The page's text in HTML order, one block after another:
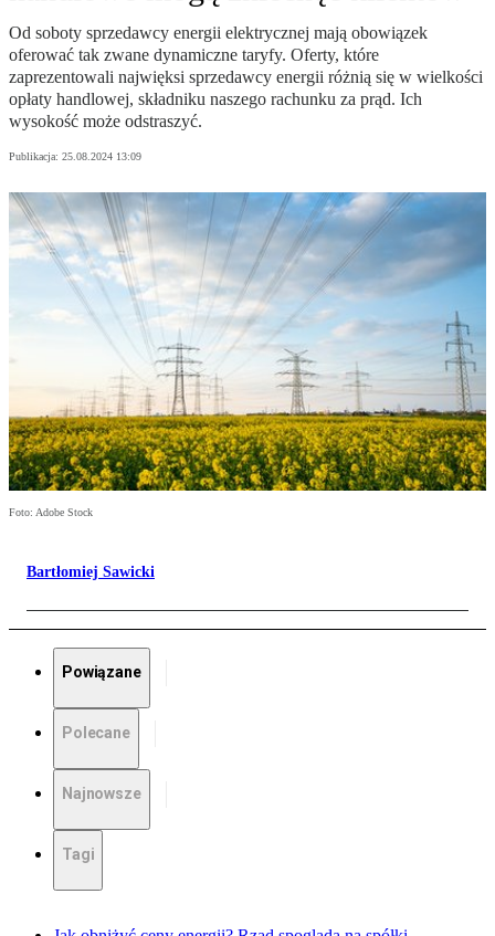
Od soboty sprzedawcy energii elektrycznej mają obowiązek
oferować tak zwane dynamiczne taryfy. Oferty, które
zaprezentowali najwięksi sprzedawcy energii różnią się w wielkości
opłaty handlowej, składniku naszego rachunku za prąd. Ich
wysokość może odstraszyć.
Publikacja: 25.08.2024 13:09
Foto: Adobe Stock
Bartłomiej Sawicki
Powiązane
Polecane
Najnowsze
Tagi